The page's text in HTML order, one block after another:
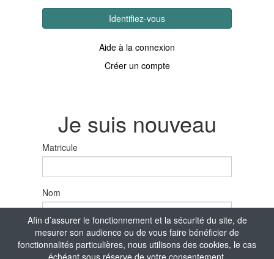
Afin d’assurer le fonctionnement et la sécurité du site, de
mesurer son audience ou de vous faire bénéficier de
fonctionnalités particulières, nous utilisons des cookies, le cas
échéant sous réserve de votre consentement.
Identifiez-vous
Aide à la connexion
Créer un compte
Je suis nouveau
Matricule
Nom
Prénom